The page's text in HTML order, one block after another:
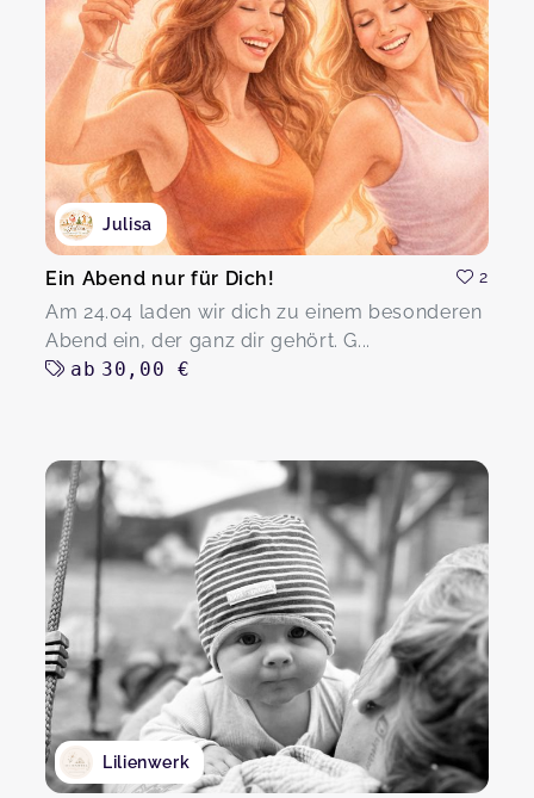
Julisa
Ein Abend nur für Dich! 2
Am 24.04 laden wir dich zu einem besonderen
Abend ein, der ganz dir gehört. G...
ab 30,00 €
Lilienwerk